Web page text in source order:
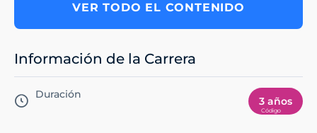
VER TODO EL CONTENIDO
Información de la Carrera
Duración
3 años